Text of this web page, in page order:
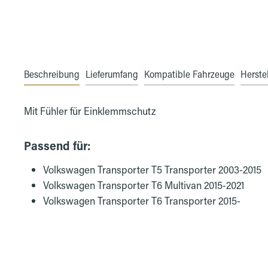
Beschreibung Lieferumfang Kompatible Fahrzeuge
Mit Fühler für Einklemmschutz
Passend für:
Volkswagen Transporter T5 Transporter 2003-2015
Volkswagen Transporter T6 Multivan 2015-2021
Volkswagen Transporter T6 Transporter 2015-